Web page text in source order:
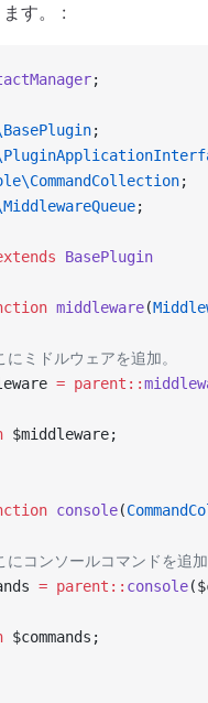
す。 :
;
;
;
;
BasePlugin
middleware(
ミドルウェアを追加。
= parent::
$middleware;
console(
コンソールコマンドを追加
= parent:: console
$commands;